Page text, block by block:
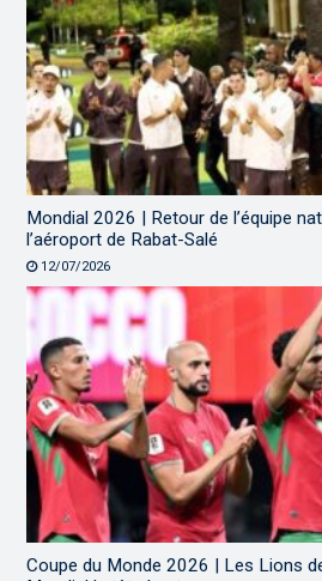
Mondial 2026 | Retour de l’équipe
l’aéroport de Rabat-Salé
12/07/2026
Coupe du Monde 2026 | Les Lions